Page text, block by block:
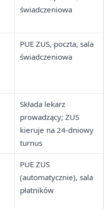
świadczeniowa
PUE ZUS, poczta, sala
świadczeniowa
Składa lekarz
prowadzący; ZUS
kieruje na 24-dniowy
turnus
PUE ZUS
(automatycznie), sala
płatników